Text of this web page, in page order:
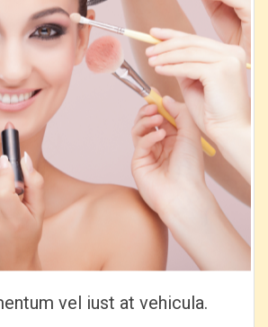
vel iust at vehicula.